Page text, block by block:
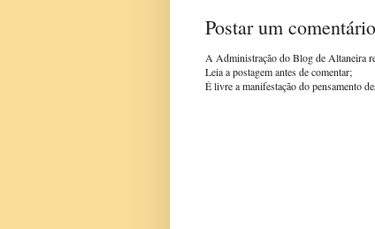
Postar um comentário
A Administração do Blog de Altaneira
Leia a postagem antes de comentar;
É livre a manifestação do pensamento